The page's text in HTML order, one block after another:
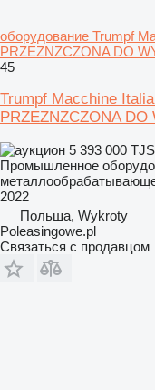
оборудование Trumpf
PRZEZNZCZONA DO
45
Trumpf Macchine
PRZEZNZCZONA DO
5 393 000 TJS
Промышленное
2022
Польша, Wykroty
Poleasingowe.pl
Связаться с продавцом